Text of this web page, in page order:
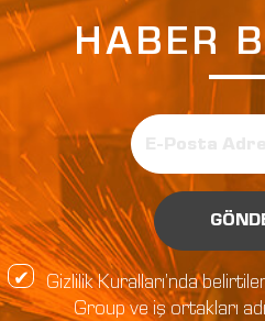
HABER
Gizlilik Kuralları’nda
Group ve iş ortakları